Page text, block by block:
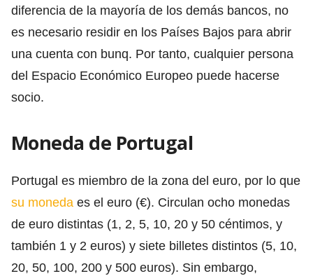
diferencia de la mayoría de los demás bancos, no
es necesario residir en los Países Bajos para abrir
una cuenta con bunq. Por tanto, cualquier persona
del Espacio Económico Europeo puede hacerse
socio.
Moneda de Portugal
Portugal es miembro de la zona del euro, por lo que
su moneda es el euro (€). Circulan ocho monedas
de euro distintas (1, 2, 5, 10, 20 y 50 céntimos, y
también 1 y 2 euros) y siete billetes distintos (5, 10,
20, 50, 100, 200 y 500 euros). Sin embargo,